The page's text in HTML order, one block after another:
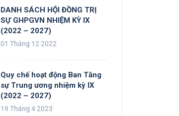
DANH SÁCH HỘI ĐỒNG TRỊ
SỰ GHPGVN NHIỆM KỲ IX
(2022 – 2027)
01 Tháng 12 2022
Quy chế hoạt động Ban Tăng
sự Trung ương nhiệm kỳ IX
(2022 – 2027)
19 Tháng 4 2023